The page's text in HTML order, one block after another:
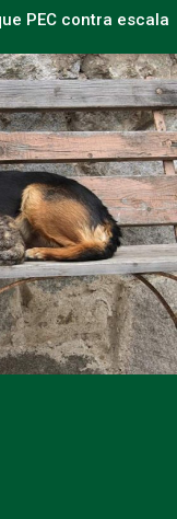
PEC contra escala